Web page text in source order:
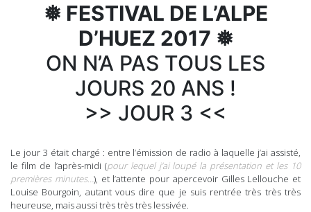
❅ FESTIVAL DE L’ALPE
D’HUEZ 2017 ❅
ON N’A PAS TOUS LES
JOURS 20 ANS !
>> JOUR 3 <<
Le jour 3 était chargé : entre l’émission de radio à laquelle j’ai assisté,
le film de l’après-midi (pour lequel j’ai loupé la présentation et les 10
premières minutes…), et l’attente pour apercevoir Gilles Lellouche et
Louise Bourgoin, autant vous dire que je suis rentrée très très très
heureuse, mais aussi très très très lessivée.